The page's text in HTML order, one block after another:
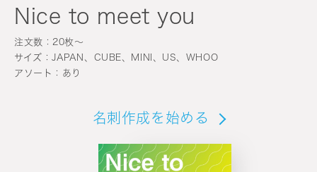
Nice to meet you
注文数：20枚〜
サイズ：JAPAN、CUBE、MINI、US、WHOO
アソート：あり
名刺作成を始める